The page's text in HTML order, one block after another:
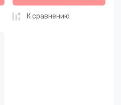
К сравнению